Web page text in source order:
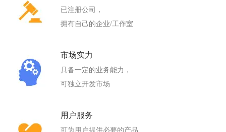
已注册公司，
拥有自己的企业/工作室
市场实力
具备一定的业务能力，
可独立开发市场
用户服务
可为用户提供必要的产品